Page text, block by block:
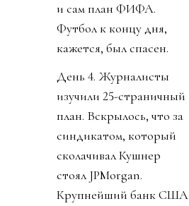
и сам план ФИФА.
Футбол к концу дня,
кажется, был спасен.
День 4. Журналисты
изучили 25-страничный
план. Вскрылось, что за
синдикатом, который
сколачивал Кушнер
стоял JPMorgan.
Крупнейший банк США